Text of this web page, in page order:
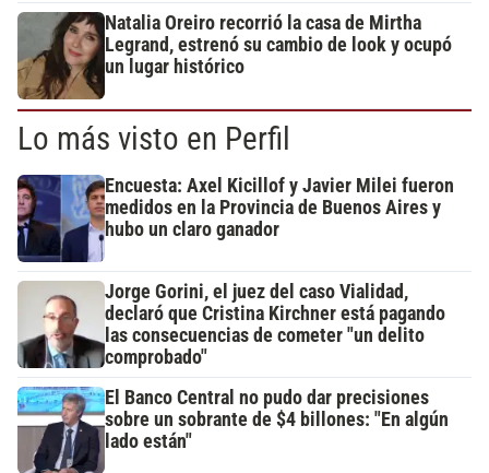
Natalia Oreiro recorrió la casa de Mirtha
Legrand, estrenó su cambio de look y ocupó
un lugar histórico
Lo más visto en Perfil
Encuesta: Axel Kicillof y Javier Milei fueron
medidos en la Provincia de Buenos Aires y
hubo un claro ganador
Jorge Gorini, el juez del caso Vialidad,
declaró que Cristina Kirchner está pagando
las consecuencias de cometer "un delito
comprobado"
El Banco Central no pudo dar precisiones
sobre un sobrante de $4 billones: "En algún
lado están"